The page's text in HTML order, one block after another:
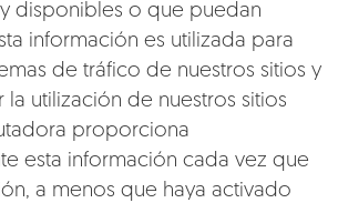
disponibles o que puedan
información es utilizada para
de tráfico de nuestros sitios y
la utilización de nuestros sitios
proporciona
esta información cada vez que
a menos que haya activado